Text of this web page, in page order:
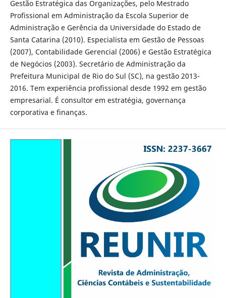
Gestão Estratégica das Organizações, pelo Mestrado
Profissional em Administração da Escola Superior de
Administração e Gerência da Universidade do Estado de
Santa Catarina (2010). Especialista em Gestão de Pessoas
(2007), Contabilidade Gerencial (2006) e Gestão Estratégica
de Negócios (2003). Secretário de Administração da
Prefeitura Municipal de Rio do Sul (SC), na gestão 2013-
2016. Tem experiência profissional desde 1992 em gestão
empresarial. É consultor em estratégia, governança
corporativa e finanças.